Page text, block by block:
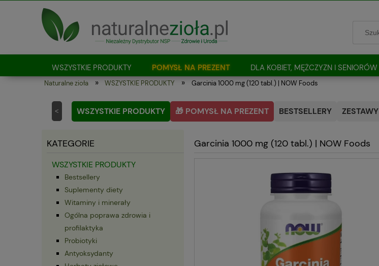
WSZYSTKIE PRODUKTY POMYSŁ NA PREZENT DLA KOBIET, MĘŻCZYZN I SENIORÓW
Jak kupować?
Naturalne zioła » WSZYSTKIE PRODUKTY » Garcinia 1000 mg (120 tabl.) | NOW Foods
WSZYSTKIE PRODUKTY 🎁 POMYSŁ NA PREZENT BESTSELLERY ZESTAWY
<
KATEGORIE
WSZYSTKIE PRODUKTY
Bestsellery
Suplementy diety
Witaminy i minerały
Ogólna poprawa zdrowia i
profilaktyka
Probiotyki
Antyoksydanty
Garcinia 1000 mg (120 tabl.) | NOW Foods